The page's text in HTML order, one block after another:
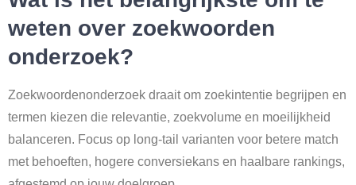
weten over zoekwoorden
onderzoek?
Zoekwoordenonderzoek draait om zoekintentie begrijpen en
termen kiezen die relevantie, zoekvolume en moeilijkheid
balanceren. Focus op long-tail varianten voor betere match
met behoeften, hogere conversiekans en haalbare rankings,